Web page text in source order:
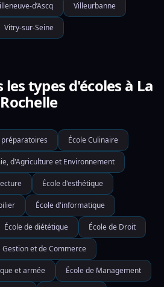
d’Ascq Villeurbanne
Vitry-sur-Seine
types d'écoles à La
Rochelle
préparatoires École Culinaire
d'Agriculture et Environnement
École d'esthétique
École d'informatique
École de diététique École de Droit
Gestion et de Commerce
et armée École de Management